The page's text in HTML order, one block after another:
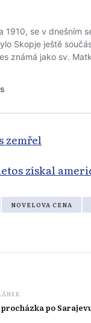
zemřel
získal
NOVELOVA CENA
po